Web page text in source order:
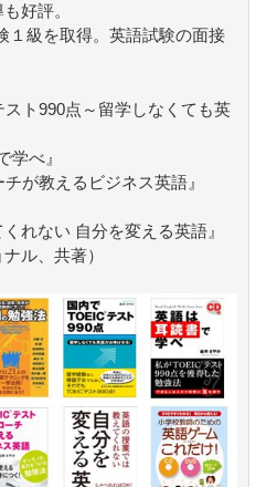
好評。
１級を取得。英語試験の面接
ト990点～留学しなくても英
学べ』
が教えるビジネス英語』
れない 自分を変える英語』
ル、共著）